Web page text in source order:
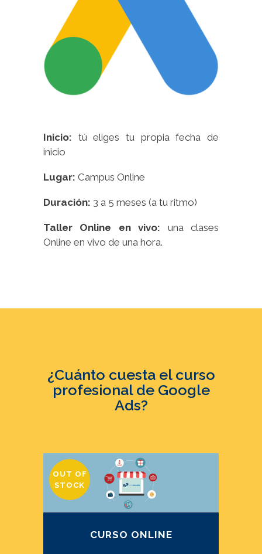
Inicio: tú eliges tu propia fecha de
inicio
Lugar: Campus Online
Duración: 3 a 5 meses (a tu ritmo)
Taller Online en vivo: una clases
Online en vivo de una hora.
¿Cuánto cuesta el curso
profesional de Google
Ads?
OUT OF
STOCK
CURSO ONLINE